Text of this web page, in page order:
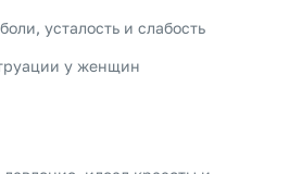
усталость и слабость
у женщин